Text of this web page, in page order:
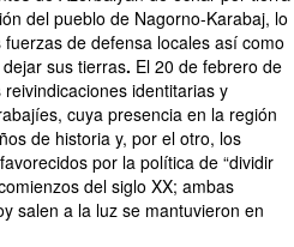
del pueblo de Nagorno-Karabaj, lo
de defensa locales así como
sus tierras. El 20 de febrero de
identitarias y
cuya presencia en la región
de historia y, por el otro, los
por la política de “dividir
del siglo XX; ambas
salen a la luz se mantuvieron en